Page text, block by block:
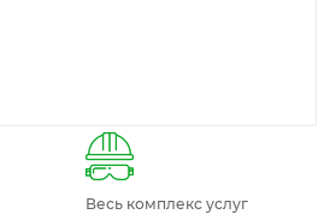
Весь комплекс услуг